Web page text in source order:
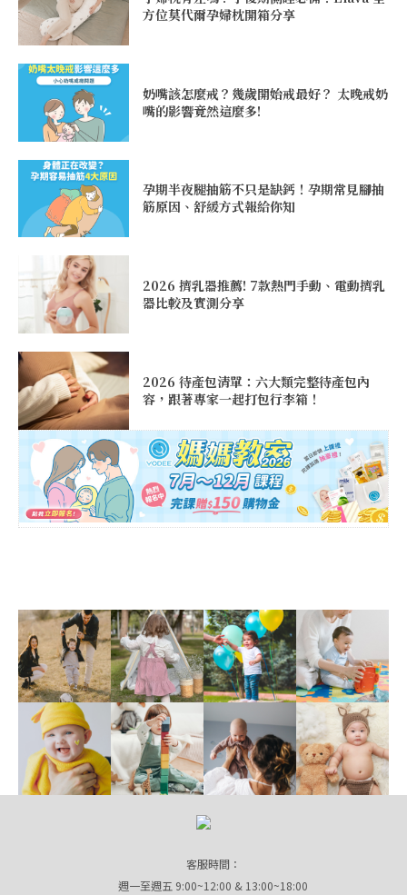
方位莫代爾孕婦枕開箱分享
奶嘴該怎麼戒？幾歲開始戒最好？ 太晚戒奶
嘴的影響竟然這麼多!
孕期半夜腿抽筋不只是缺鈣！孕期常見腳抽
筋原因、舒緩方式報給你知
2026 擠乳器推薦! 7款熱門手動、電動擠乳
器比較及實測分享
2026 待產包清單：六大類完整待產包內
容，跟著專家一起打包行李箱！
客服時間：
週一至週五 9:00~12:00 & 13:00~18:00